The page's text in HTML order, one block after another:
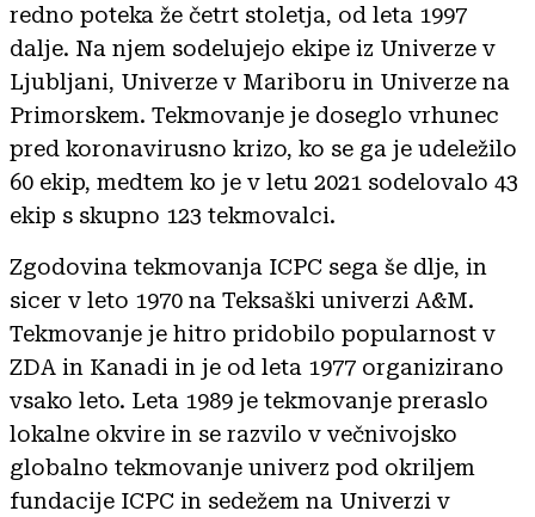
redno poteka že četrt stoletja, od leta 1997
dalje. Na njem sodelujejo ekipe iz Univerze v
Ljubljani, Univerze v Mariboru in Univerze na
Primorskem. Tekmovanje je doseglo vrhunec
pred koronavirusno krizo, ko se ga je udeležilo
60 ekip, medtem ko je v letu 2021 sodelovalo 43
ekip s skupno 123 tekmovalci.
Zgodovina tekmovanja ICPC sega še dlje, in
sicer v leto 1970 na Teksaški univerzi A&M.
Tekmovanje je hitro pridobilo popularnost v
ZDA in Kanadi in je od leta 1977 organizirano
vsako leto. Leta 1989 je tekmovanje preraslo
lokalne okvire in se razvilo v večnivojsko
globalno tekmovanje univerz pod okriljem
fundacije ICPC in sedežem na Univerzi v